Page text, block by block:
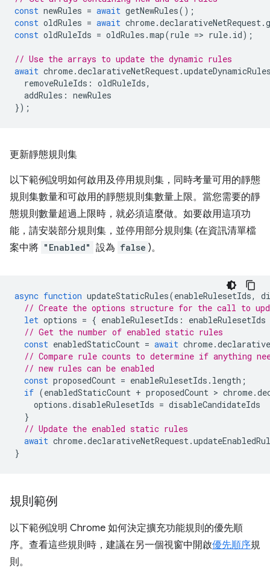
const newRules = await getNewRules();
const oldRules = await chrome.declarativeNetRequest.
const oldRuleIds = oldRules .map(rule => rule. id);
// Use the arrays to update the dynamic rules
await chrome.declarativeNetRequest.
removeRuleIds : oldRuleIds,
addRules : newRules
});
更新靜態規則集
以下範例說明如何啟用及停用規則集，同時考量可用的靜態
規則集數量和可啟用的靜態規則集數量上限。當您需要的靜
態規則數量超過上限時，就必須這麼做。如要啟用這項功
能，請安裝部分規則集，並停用部分規則集 (在資訊清單檔
案中將 "Enabled" 設為 false )。
async function updateStaticRules(enableRulesetIds,
// Create the options structure for the call to
let options = { enableRulesetIds :
enableRulesetIds
// Get the number of enabled static rules
const enabledStaticCount = await chrome.
// Compare rule counts to determine if anything
// new rules can be enabled
const proposedCount = enableRulesetIds . length ;
if (enabledStaticCount + proposedCount > chrome.
options .disableRulesetIds = disableCandidateIds
}
// Update the enabled static rules
await chrome.declarativeNetRequest.
}
規則範例
以下範例說明 Chrome 如何決定擴充功能規則的優先順
序。查看這些規則時，建議在另一個視窗中開啟優先順序規
則。